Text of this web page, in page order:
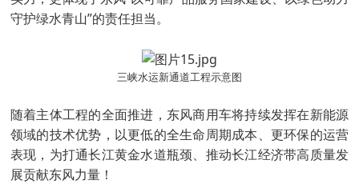
守护绿水青山”的责任担当。
三峡水运新通道工程示意图
随着主体工程的全面推进，东风商用车将持续发挥在新能源
领域的技术优势，以更低的全生命周期成本、更环保的运营
表现，为打通长江黄金水道瓶颈、推动长江经济带高质量发
展贡献东风力量！